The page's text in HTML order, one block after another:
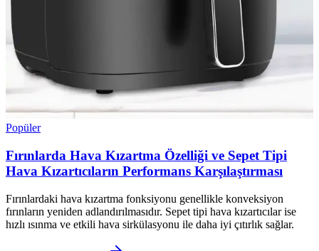
Popüler
Fırınlarda Hava Kızartma Özelliği ve Sepet Tipi
Hava Kızartıcıların Performans Karşılaştırması
Fırınlardaki hava kızartma fonksiyonu genellikle konveksiyon
fırınların yeniden adlandırılmasıdır. Sepet tipi hava kızartıcılar ise
hızlı ısınma ve etkili hava sirkülasyonu ile daha iyi çıtırlık sağlar.